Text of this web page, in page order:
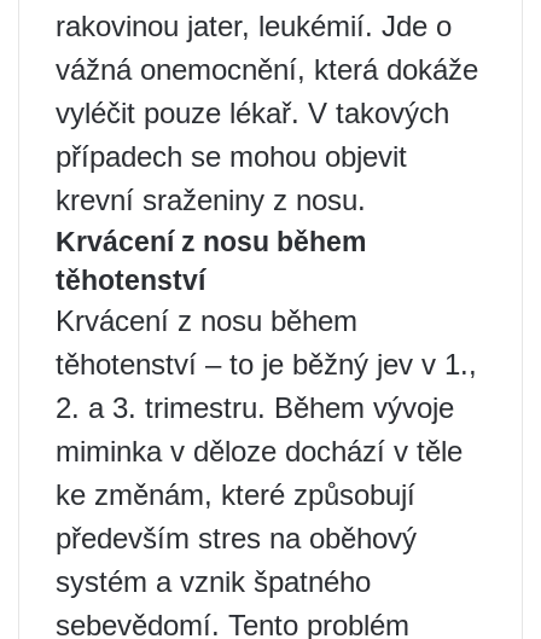
rakovinou jater, leukémií. Jde o
vážná onemocnění, která dokáže
vyléčit pouze lékař. V takových
případech se mohou objevit
krevní sraženiny z nosu.
Krvácení z nosu během
těhotenství
Krvácení z nosu během
těhotenství – to je běžný jev v 1.,
2. a 3. trimestru. Během vývoje
miminka v děloze dochází v těle
ke změnám, které způsobují
především stres na oběhový
systém a vznik špatného
sebevědomí. Tento problém